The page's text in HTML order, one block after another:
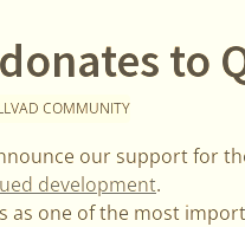
to
COMMUNITY
our support for
development.
as one of the most